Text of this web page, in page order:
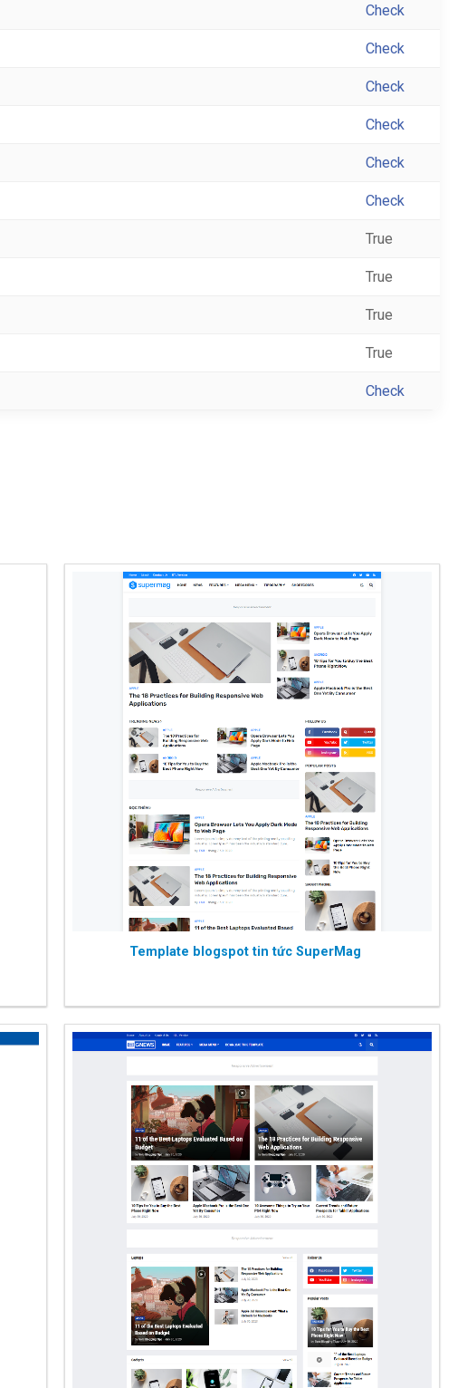
Check
Check
Check
Check
Check
Check
True
True
True
True
Check
Template blogspot tin tức SuperMag